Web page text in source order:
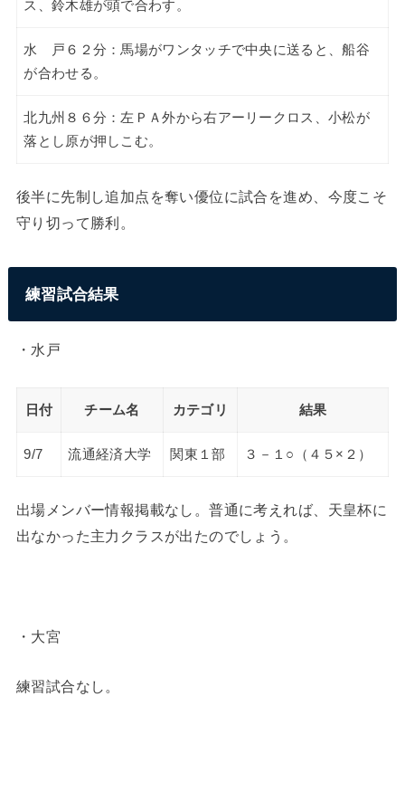
ス、鈴木雄が頭で合わす。
水 戸６２分：馬場がワンタッチで中央に送ると、船谷
が合わせる。
北九州８６分：左ＰＡ外から右アーリークロス、小松が
落とし原が押しこむ。
後半に先制し追加点を奪い優位に試合を進め、今度こそ
守り切って勝利。
練習試合結果
・水戸
日付 チーム名 カテゴリ 結果
9/7 流通経済大学 関東１部 ３－１○（４５×２）
出場メンバー情報掲載なし。普通に考えれば、天皇杯に
出なかった主力クラスが出たのでしょう。
・大宮
練習試合なし。